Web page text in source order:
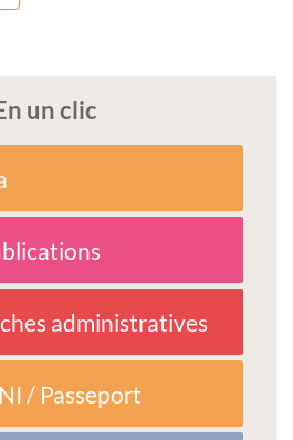
un clic
administratives
/ Passeport